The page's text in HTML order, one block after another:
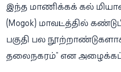
இந்த மாணிக்கக் கல்
(Mogok) மாவட்டத்தில்
பகுதி பல
தலைநகரம்” என